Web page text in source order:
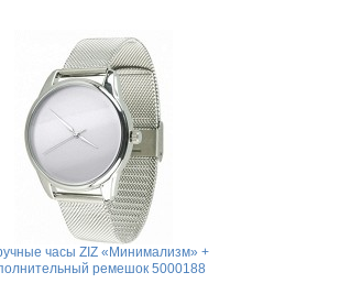
часы ZIZ «Минимализм» +
ремешок 5000188